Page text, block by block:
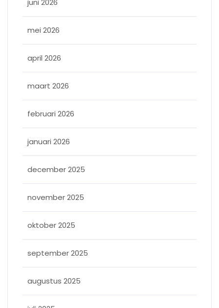
juni 2026
mei 2026
april 2026
maart 2026
februari 2026
januari 2026
december 2025
november 2025
oktober 2025
september 2025
augustus 2025